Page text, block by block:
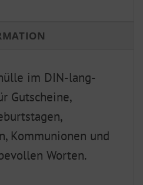
im DIN-lang-
Gutscheine,
Kommunionen und
Worten.